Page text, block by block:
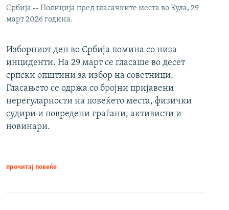
Србија -- Полиција пред гласачките места во Кула, 29
март 2026 година.
Изборниот ден во Србија помина со низа
инциденти. На 29 март се гласаше во десет
српски општини за избор на советници.
Гласањето се одржа со бројни пријавени
нерегуларности на повеќето места, физички
судири и повредени граѓани, активисти и
новинари.
прочитај повеќе